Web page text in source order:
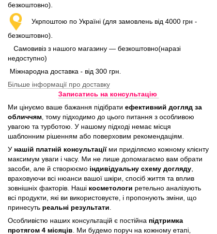
безкоштовно).
Укрпоштою по Україні (для замовлень від 4000 грн -
безкоштовно).
Самовивіз з нашого магазину — безкоштовно(наразі
недоступно)
Міжнародна доставка - від 300 грн.
Більше інформації про доставку
Записатись на консультацію
Ми цінуємо ваше бажання підібрати ефективний догляд за
обличчям , тому підходимо до цього питання з особливою
увагою та турботою. У нашому підході немає місця
шаблонним рішенням або поверховим рекомендаціям.
У нашій платній консультаціїми приділяємо кожному клієнту
максимум уваги і часу. Ми не лише допомагаємо вам обрати
засоби, але й створюємо індивідуальну схему догляду
враховуючи всі нюанси вашої шкіри, спосіб життя та вплив
зовнішніх факторів. Наші косметологи ретельно аналізують
всі продукти, які ви використовуєте, і пропонують зміни, що
принесуть реальні результати
Особливістю наших консультацій є постійна підтримка
протягом 4 місяців . Ми будемо поруч на кожному етапі,